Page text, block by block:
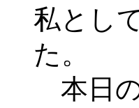
私とし
た。
本日